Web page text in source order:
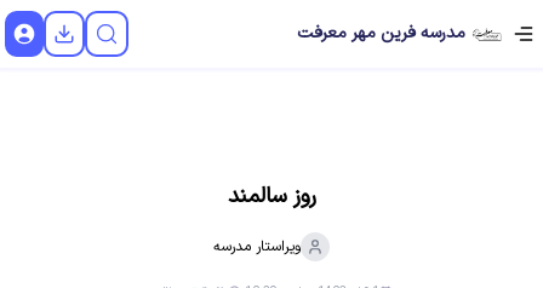
مدرسه فرین مهر معرفت
روز سالمند
ویراستار مدرسه